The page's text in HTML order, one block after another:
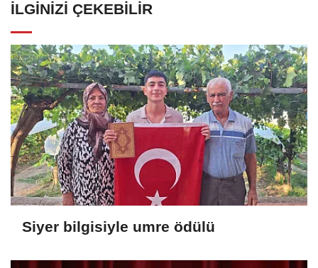
İLGINIZI ÇEKEBILIR
Siyer bilgisiyle umre ödülü